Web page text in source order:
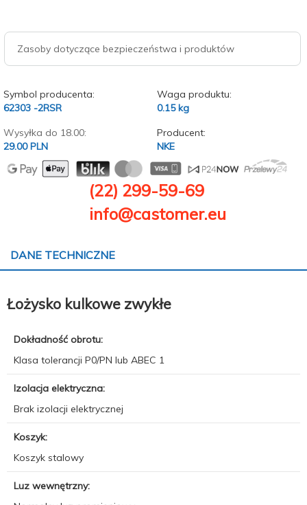
Zasoby dotyczące bezpieczeństwa i produktów
Symbol producenta:
62303 -2RSR
Waga produktu:
0.15 kg
Wysyłka do 18.00:
29.00 PLN
Producent:
NKE
(22) 299-59-69
info@castomer.eu
DANE TECHNICZNE
Łożysko kulkowe zwykłe
Dokładność obrotu:
Klasa tolerancji P0/PN lub ABEC 1
Izolacja elektryczna:
Brak izolacji elektrycznej
Koszyk:
Koszyk stalowy
Luz wewnętrzny: